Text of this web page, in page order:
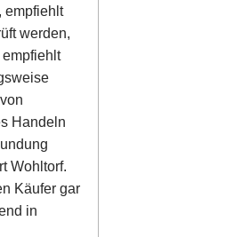
empfiehlt
werden,
Handeln
Wohltorf.
Käufer gar
in